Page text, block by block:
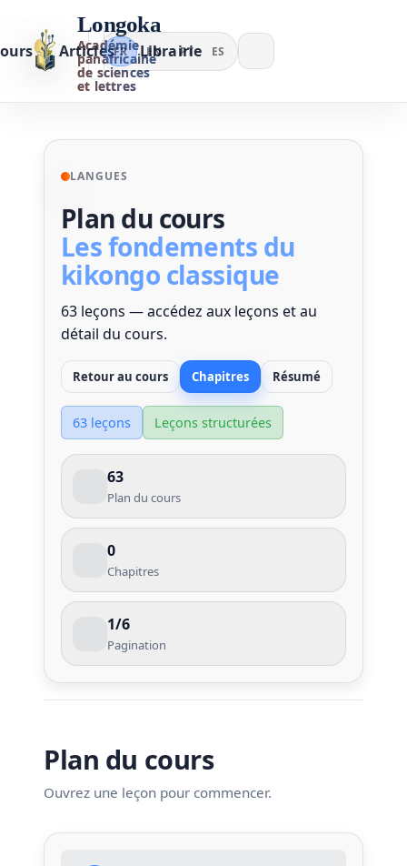
Longoka
Académie
panafricaine
de sciences
et lettres
Articles Librairie
FR EN PT ES
LANGUES
Plan du cours
Les fondements du
kikongo classique
63 leçons — accédez aux leçons et au
détail du cours.
Retour au cours Chapitres Résumé
63 leçons Leçons structurées
63
Plan du cours
0
Chapitres
1/6
Pagination
Plan du cours
Ouvrez une leçon pour commencer.